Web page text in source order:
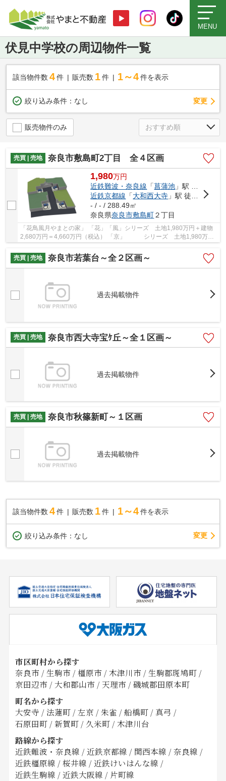
MENU
伏見中学校の周辺物件一覧
該当物件数 4件 販売数 1 件 1～4 件を表示
絞り込み条件： なし 変更
販売物件のみ
売買 | 売地 奈良市敷島町2丁目 全４区画
1,980万円
近鉄難波・奈良線 「菖蒲池 」駅 徒歩14分
近鉄京都線 「大和西大寺 」駅 徒歩20分
- / - / 288.49㎡
奈良県奈良市敷島町２丁目
「花鳥風月やまとの家」 「花」「風」シリーズ 土地1,980万円＋建物
2,680万円＝4,660万円（税込） 「京」 シリーズ 土地1,980万円
＋建物2,380万円＝4,360万円（税込） やまと不...
売買 | 売地
奈良市若葉台～全２区画～
過去掲載物件
売買 | 売地 奈良市西大寺宝ｹ丘～全１区画～
過去掲載物件
売買 | 売地 奈良市秋篠新町～１区画
過去掲載物件
該当物件数 4件 販売数 1 件 1～4 件を表示
絞り込み条件： なし 変更
市区町村から探す
奈良市 / 生駒市 / 橿原市 / 木津川市 / 生駒郡斑鳩町 /
京田辺市 / 大和郡山市 / 天理市 / 磯城郡田原本町
町名から探す
大安寺 / 法蓮町 / 左京 / 朱雀 / 船橋町 / 真弓 /
石原田町 / 新賀町 / 久米町 / 木津川台
路線から探す
近鉄難波・奈良線 / 近鉄京都線 / 関西本線 / 奈良線 /
近鉄橿原線 / 桜井線 / 近鉄けいはんな線 /
近鉄生駒線 / 近鉄大阪線 / 片町線